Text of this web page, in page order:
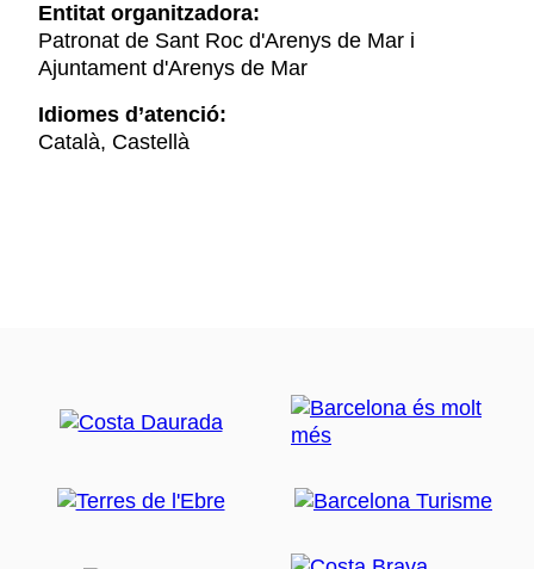
Entitat organitzadora:
Patronat de Sant Roc d'Arenys de Mar i
Ajuntament d'Arenys de Mar
Idiomes d’atenció:
Català, Castellà